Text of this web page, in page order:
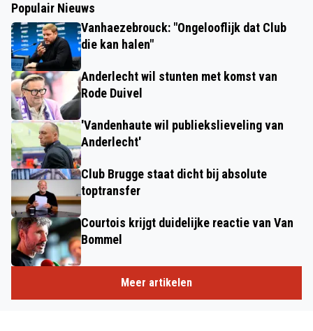
Populair Nieuws
Vanhaezebrouck: "Ongelooflijk dat Club
die kan halen"
Anderlecht wil stunten met komst van
Rode Duivel
'Vandenhaute wil publiekslieveling van
Anderlecht'
Club Brugge staat dicht bij absolute
toptransfer
Courtois krijgt duidelijke reactie van Van
Bommel
Meer artikelen